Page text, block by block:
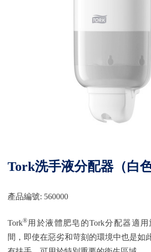
Tork洗手液分配器（白
產品編號: 560000
Tork® 用於液體肥皂的Tork分配器適
間，即使在惡劣和苛刻的環境中也是如